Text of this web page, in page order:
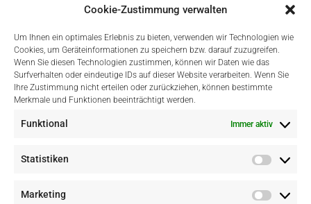
Cookie-Zustimmung verwalten
Um Ihnen ein optimales Erlebnis zu bieten, verwenden wir Technologien wie
Cookies, um Geräteinformationen zu speichern bzw. darauf zuzugreifen.
Wenn Sie diesen Technologien zustimmen, können wir Daten wie das
Surfverhalten oder eindeutige IDs auf dieser Website verarbeiten. Wenn Sie
Ihre Zustimmung nicht erteilen oder zurückziehen, können bestimmte
Merkmale und Funktionen beeinträchtigt werden.
Funktional Immer aktiv
Statistiken
Marketing
Einfach Online Bezahlen